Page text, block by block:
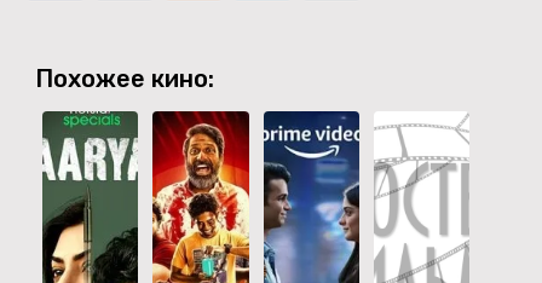
Похожее кино: